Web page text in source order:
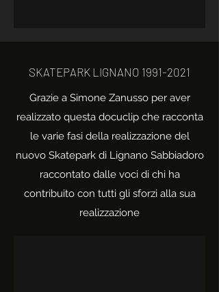
SKATEPARK LIGNANO 1991-2021
Grazie a Simone Zanusso per aver
realizzato questa docuclip che racconta
le varie fasi della realizzazione del
nuovo Skatepark di Lignano Sabbiadoro
raccontato dalle voci di chi ha
contribuito con tutti gli sforzi alla sua
realizzazione